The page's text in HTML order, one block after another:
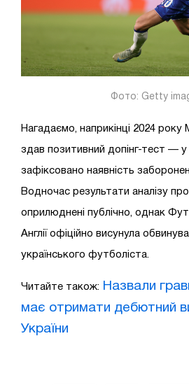
Фото: Getty
Нагадаємо, наприкінці 2024
здав позитивний допінг-тест — у
зафіксовано наявність
Водночас результати аналізу
оприлюднені публічно, однак
Англії офіційно висунула
українського футболіста.
Читайте також: Назвали
має отримати дебютний
України